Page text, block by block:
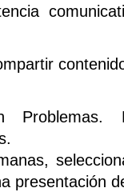
presentación